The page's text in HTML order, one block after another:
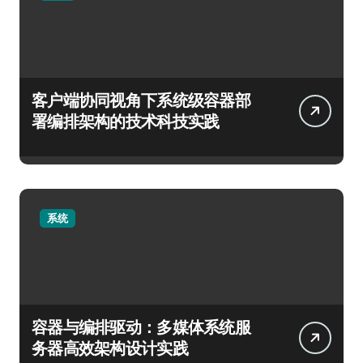
客户端协同视角下系统级容器部
署编排架构的技术科技实践
系统
容器与编排驱动：多媒体系统服
务器高效架构设计实践